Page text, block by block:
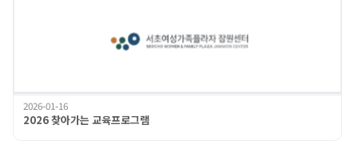
2026-01-16
2026 찾아가는 교육프로그램